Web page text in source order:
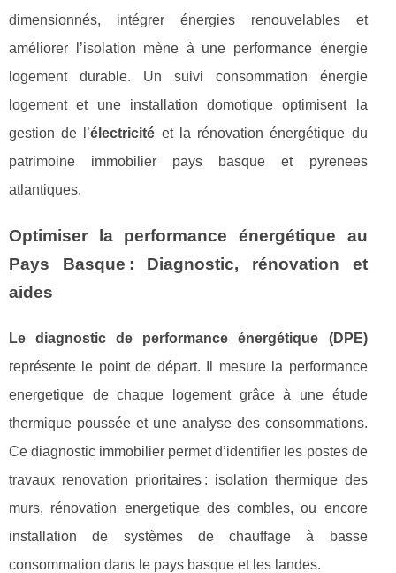
dimensionnés, intégrer énergies renouvelables et
améliorer l’isolation mène à une performance énergie
logement durable. Un suivi consommation énergie
logement et une installation domotique optimisent la
gestion de l’électricité et la rénovation énergétique du
patrimoine immobilier pays basque et pyrenees
atlantiques.
Optimiser la performance énergétique au
Pays Basque : Diagnostic, rénovation et
aides
Le diagnostic de performance énergétique (DPE)
représente le point de départ. Il mesure la performance
energetique de chaque logement grâce à une étude
thermique poussée et une analyse des consommations.
Ce diagnostic immobilier permet d’identifier les postes de
travaux renovation prioritaires : isolation thermique des
murs, rénovation energetique des combles, ou encore
installation de systèmes de chauffage à basse
consommation dans le pays basque et les landes.